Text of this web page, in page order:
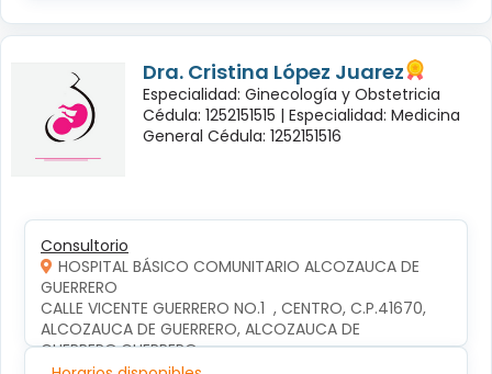
Dra. Cristina López Juarez
Especialidad: Ginecología y Obstetricia
Cédula: 1252151515 | Especialidad: Medicina
General Cédula: 1252151516
Consultorio
HOSPITAL BÁSICO COMUNITARIO ALCOZAUCA DE
GUERRERO
CALLE VICENTE GUERRERO NO.1  , CENTRO, C.P.41670,
ALCOZAUCA DE GUERRERO, ALCOZAUCA DE
GUERRERO,GUERRERO